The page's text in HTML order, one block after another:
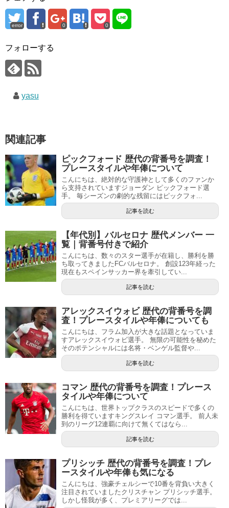
error 0 0
フォローする
yasu
関連記事
ピックフォード 歴代の背番号を調査！
プレースタイルや年俸について
こんにちは、絶対的な守護神として多くのファンか
ら支持されていますジョーダン ピックフォード選
手。 毎シーズンの劇的な残留にはピックフォ...
記事を読む
【年代別】バルセロナ 歴代メンバー 一
覧｜背番号付きで紹介
こんにちは、数々のスター選手が在籍し、勝利を勝
ち取ってきましたFCバルセロナ。 創設123年経った
現在もスペインサッカー界を牽引してい...
記事を読む
アレックスイウォビ 歴代の背番号を調
査！プレースタイルや年俸についても
こんにちは、フラム加入が大きな話題となっていま
すアレックスイウォビ選手。 無限の可能性を秘めた
そのポテンシャルには名将・ベンゲル監督や...
記事を読む
コマン 歴代の背番号を調査！プレース
タイルや年俸について
こんにちは、世界トップクラスのスピードで多くの
勝利を得ていますキングスレイ コマン選手。 前人未
到のリーグ12連覇に向けて無くてはなら...
記事を読む
プリシッチ 歴代の背番号を調査！プレ
ースタイルや年俸も気になる
こんにちは、強豪チェルシーで10番を背負い大きく
注目されていましたクリスチャン プリシッチ選手。
しかし怪我が多く、プレミアリーグでは...